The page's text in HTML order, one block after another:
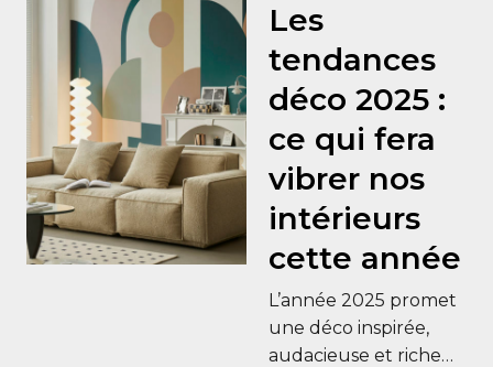
Les
tendances
déco 2025 :
ce qui fera
vibrer nos
intérieurs
cette année
L’année 2025 promet
une déco inspirée,
audacieuse et riche